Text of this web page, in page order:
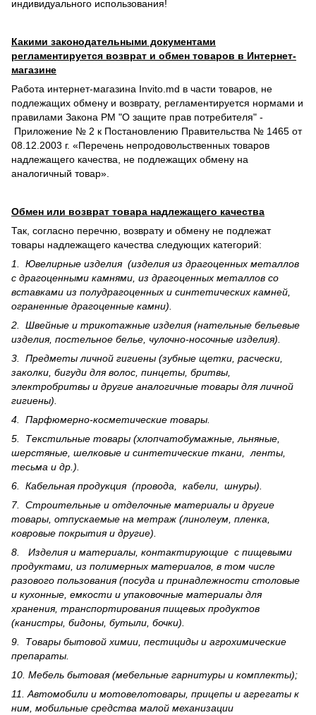
индивидуального использования!
Какими законодательными документами
регламентируется возврат и обмен товаров в Интернет-
магазине
Работа интернет-магазина Invito.md в части товаров, не
подлежащих обмену и возврату, регламентируется нормами и
правилами Закона РМ "О защите прав потребителя" -
Приложение № 2 к Постановлению Правительства № 1465 от
08.12.2003 г. «Перечень непродовольственных товаров
надлежащего качества, не подлежащих обмену на
аналогичный товар».
Обмен или возврат товара надлежащего качества
Так, согласно перечню, возврату и обмену не подлежат
товары надлежащего качества следующих категорий:
1. Ювелирные изделия (изделия из драгоценных металлов
с драгоценными камнями, из драгоценных металлов со
вставками из полудрагоценных и синте­тических камней,
ограненные драгоценные камни).
2. Швейные и трикотажные изделия (нательные бельевые
изделия, постельное белье, чулочно-носочные изделия).
3. Предметы личной гигиены (зубные щетки, расчески,
заколки, бигуди для волос, пинцеты, бритвы,
электробритвы и другие аналогичные товары для личной
гигиены).
4. Парфюмерно-косметические товары.
5. Текстильные товары (хлопчатобумажные, льняные,
шерс­тя­ные, шелковые и синтетические ткани, ленты,
тесьма и др.).
6. Кабельная продукция (провода, кабели, шнуры).
7. Строительные и отделочные материалы и другие
товары, отпускаемые на метраж (линолеум, пленка,
ковровые покрытия и другие).
8. Изделия и материалы, контактирующие с пищевыми
продуктами, из полимерных материалов, в том числе
разового пользования (посуда и принадлежности столовые
и кухонные, емкости и упаковочные материалы для
хранения, транспортирования пищевых продуктов
(канистры, бидоны, бутыли, бочки).
9. Товары бытовой химии, пестициды и агрохи­мические
препараты.
10. Мебель бытовая (мебельные гарнитуры и комплекты);
11. Автомобили и мотовелотовары, прицепы и агрегаты к
ним, мобильные средства малой механизации